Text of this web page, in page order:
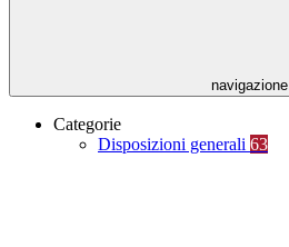
navigazione
Categorie
Disposizioni generali 63